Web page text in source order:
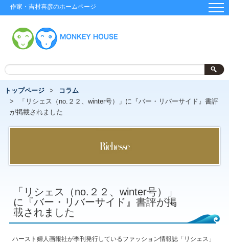
作家・吉村喜彦のホームページ
トップページ
コラム
「リシェス（no.２２、winter号）」に『バー・リバーサイド』書評
が掲載されました
「リシェス（no.２２、winter号）」
に『バー・リバーサイド』書評が掲
載されました
ハースト婦人画報社が季刊発行しているファッション情報誌「リシェス」